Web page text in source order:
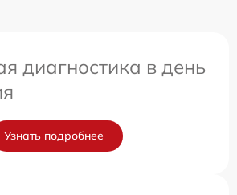
диагностика в день
Узнать подробнее